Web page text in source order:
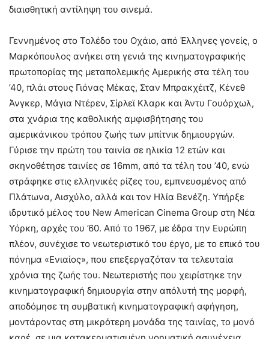
διαισθητική αντίληψη του σινεμά.
Γεννημένος στο Τολέδο του Οχάιο, από Έλληνες γονείς, ο
Μαρκόπουλος ανήκει στη γενιά της κινηματογραφικής
πρωτοπορίας της μεταπολεμικής Αμερικής στα τέλη του
’40, πλάι στους Γιόνας Μέκας, Σταν Μπρακχέιτζ, Κένεθ
Άνγκερ, Μάγια Ντέρεν, Σίρλεϊ Κλαρκ και Άντυ Γουόρχωλ,
στα χνάρια της καθολικής αμφισβήτησης του
αμερικάνικου τρόπου ζωής των μπίτνικ δημιουργών.
Γύρισε την πρώτη του ταινία σε ηλικία 12 ετών και
σκηνοθέτησε ταινίες σε 16mm, από τα τέλη του ’40, ενώ
στράφηκε στις ελληνικές ρίζες του, εμπνευσμένος από
Πλάτωνα, Αισχύλο, αλλά και τον Ηλία Βενέζη. Υπήρξε
ιδρυτικό μέλος του New American Cinema Group στη Νέα
Υόρκη, αρχές του ’60. Από το 1967, με έδρα την Ευρώπη
πλέον, συνέχισε το νεωτεριστικό του έργο, με το επικό του
πόνημα «Ενιαίος», που επεξεργαζόταν τα τελευταία
χρόνια της ζωής του. Νεωτεριστής που χειρίστηκε την
κινηματογραφική δημιουργία στην απόλυτή της μορφή,
αποδόμησε τη συμβατική κινηματογραφική αφήγηση,
μοντάροντας στη μικρότερη μονάδα της ταινίας, το μονό